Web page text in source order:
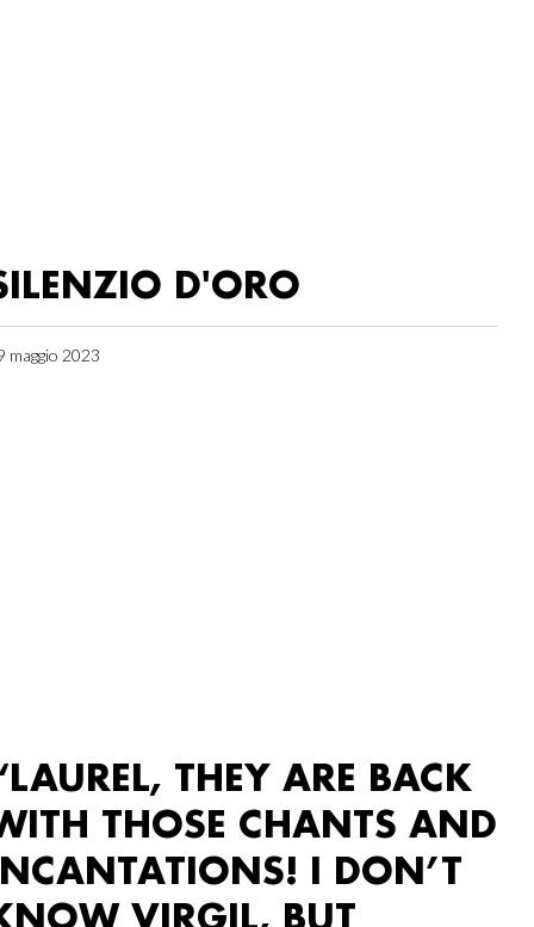
D'ORO
maggio 2023
THEY ARE BACK
THOSE CHANTS AND
I DON’T
VIRGIL, BUT